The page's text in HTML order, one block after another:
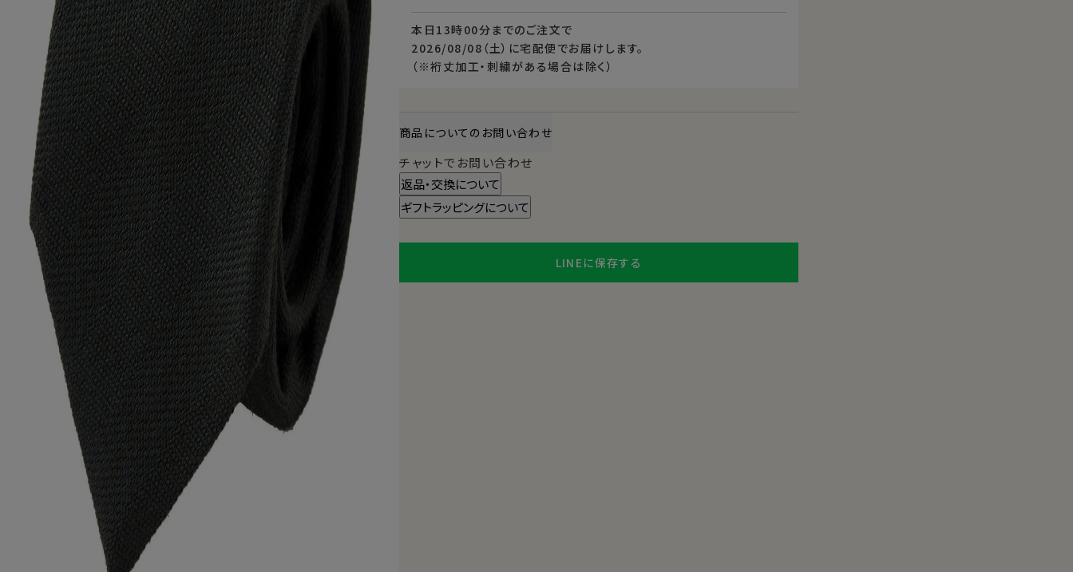
本日 13時00分 までのご注文で
2026/08/08（土） に宅配便 でお届けします。
（※裄丈加工・刺繍がある場合は除く）
商品についてのお問い合わせ
チャットでお問い合わせ
返品・交換について
ギフトラッピングについて
LINEに保存する